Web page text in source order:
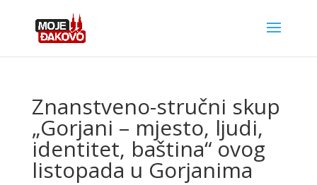
Znanstveno-stručni skup
„Gorjani – mjesto, ljudi,
identitet, baština“ ovog
listopada u Gorjanima